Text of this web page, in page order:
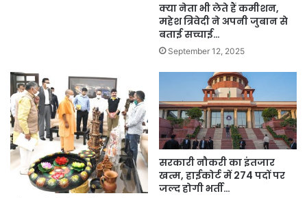
क्या नेता भी लेते हैं कमीशन,
महेश त्रिवेदी ने अपनी जुबान से
बताई सच्चाई…
September 12, 2025
सरकारी नौकरी का इंतजार
खत्म, हाईकोर्ट में 274 पदों पर
जल्द होगी भर्ती…